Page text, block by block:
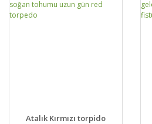
DETAYLAR SEPETE EKLE
Atalık Kırmızı torpido